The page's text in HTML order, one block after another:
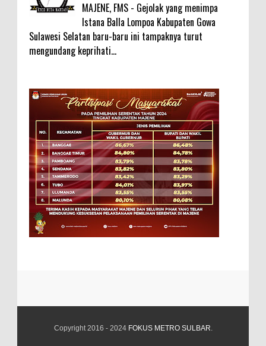
MAJENE, FMS - Gejolak yang menimpa
Istana Balla Lompoa Kabupaten Gowa
Sulawesi Selatan baru-baru ini tampaknya turut
mengundang keprihati...
Copyright 2016 - 2024 FOKUS METRO SULBAR